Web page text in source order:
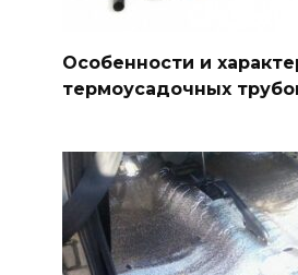
Особенности и
термоусадочных